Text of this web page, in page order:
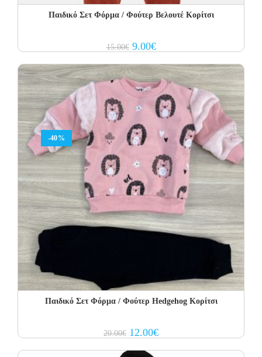
Παιδικό Σετ Φόρμα / Φούτερ Βελουτέ Κορίτσι
15.00€ Original
price
15.00€.
9.00€Current
price
9.00€.
-40%
Παιδικό Σετ Φόρμα / Φούτερ Hedgehog Κορίτσι
20.00€ Original
price
20.00€.
12.00€Current
price